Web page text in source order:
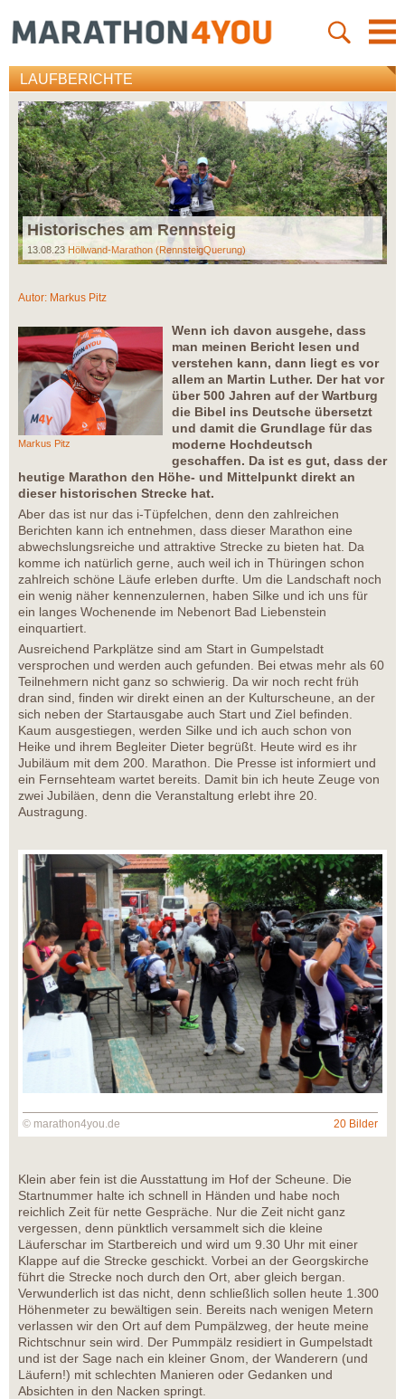
LAUFBERICHTE
Historisches am Rennsteig
13.08.23 Höllwand-Marathon (RennsteigQuerung)
Autor: Markus Pitz
Markus Pitz
Wenn ich davon ausgehe, dass
man meinen Bericht lesen und
verstehen kann, dann liegt es vor
allem an Martin Luther. Der hat vor
über 500 Jahren auf der Wartburg
die Bibel ins Deutsche übersetzt
und damit die Grundlage für das
moderne Hochdeutsch
geschaffen. Da ist es gut, dass der
heutige Marathon den Höhe- und Mittelpunkt direkt an
dieser historischen Strecke hat.
Aber das ist nur das i-Tüpfelchen, denn den zahlreichen
Berichten kann ich entnehmen, dass dieser Marathon eine
abwechslungsreiche und attraktive Strecke zu bieten hat. Da
komme ich natürlich gerne, auch weil ich in Thüringen schon
zahlreich schöne Läufe erleben durfte. Um die Landschaft noch
ein wenig näher kennenzulernen, haben Silke und ich uns für
ein langes Wochenende im Nebenort Bad Liebenstein
einquartiert.
Ausreichend Parkplätze sind am Start in Gumpelstadt
versprochen und werden auch gefunden. Bei etwas mehr als 60
Teilnehmern nicht ganz so schwierig. Da wir noch recht früh
dran sind, finden wir direkt einen an der Kulturscheune, an der
sich neben der Startausgabe auch Start und Ziel befinden.
Kaum ausgestiegen, werden Silke und ich auch schon von
Heike und ihrem Begleiter Dieter begrüßt. Heute wird es ihr
Jubiläum mit dem 200. Marathon. Die Presse ist informiert und
ein Fernsehteam wartet bereits. Damit bin ich heute Zeuge von
zwei Jubiläen, denn die Veranstaltung erlebt ihre 20.
Austragung.
© marathon4you.de 20 Bilder
Klein aber fein ist die Ausstattung im Hof der Scheune. Die
Startnummer halte ich schnell in Händen und habe noch
reichlich Zeit für nette Gespräche. Nur die Zeit nicht ganz
vergessen, denn pünktlich versammelt sich die kleine
Läuferschar im Startbereich und wird um 9.30 Uhr mit einer
Klappe auf die Strecke geschickt. Vorbei an der Georgskirche
führt die Strecke noch durch den Ort, aber gleich bergan.
Verwunderlich ist das nicht, denn schließlich sollen heute 1.300
Höhenmeter zu bewältigen sein. Bereits nach wenigen Metern
verlassen wir den Ort auf dem Pumpälzweg, der heute meine
Richtschnur sein wird. Der Pummpälz residiert in Gumpelstadt
und ist der Sage nach ein kleiner Gnom, der Wanderern (und
Läufern!) mit schlechten Manieren oder Gedanken und
Absichten in den Nacken springt.